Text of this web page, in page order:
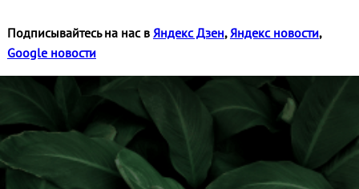
Подписывайтесь на нас в Яндекс Дзен, Яндекс новости,
Google новости